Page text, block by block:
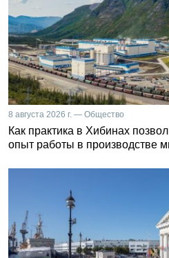
8 августа 2026 г. — Общество
Как практика в Хибинах
опыт работы в производстве